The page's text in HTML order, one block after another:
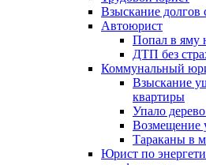
Взыскание долгов
Автоюрист
Попал в яму
ДТП без
Коммунальный
Взыскание
квартиры
Упало
Возмещение
Тараканы в
Юрист по